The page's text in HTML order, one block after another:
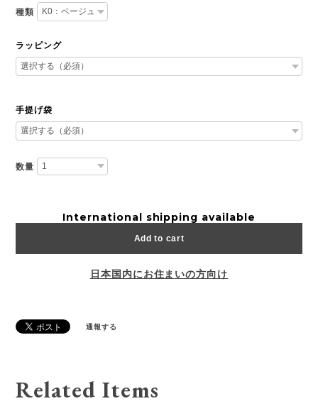
種類
ラッピング
手提げ袋
数量
International shipping available
Add to cart
日本国内にお住まいの方向け
通報する
Related Items